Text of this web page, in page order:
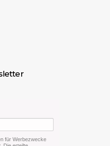
für Werbezwecke